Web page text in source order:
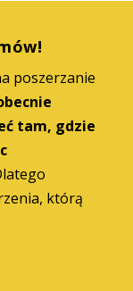
poszerzanie
tam, gdzie
którą